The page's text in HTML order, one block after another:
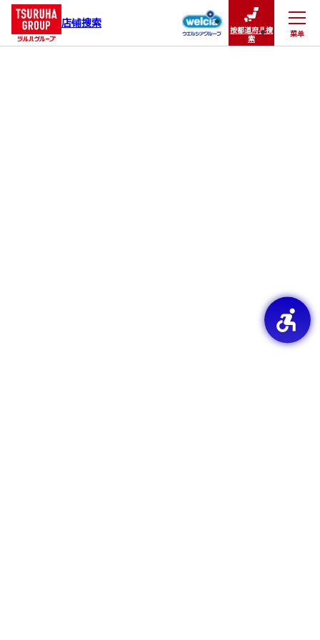
店铺搜索
按都道府县搜
索
菜单
关闭